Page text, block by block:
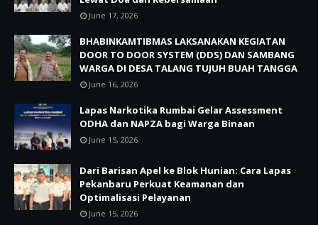
June 17, 2026
BHABINKAMTIBMAS LAKSANAKAN KEGIATAN
DOOR TO DOOR SYSTEM (DDS) DAN SAMBANG
WARGA DI DESA TALANG TUJUH BUAH TANGGA
June 16, 2026
Lapas Narkotika Rumbai Gelar Assessment
ODHA dan NAPZA bagi Warga Binaan
June 15, 2026
Dari Barisan Apel ke Blok Hunian: Cara Lapas
Pekanbaru Perkuat Keamanan dan
Optimalisasi Pelayanan
June 15, 2026